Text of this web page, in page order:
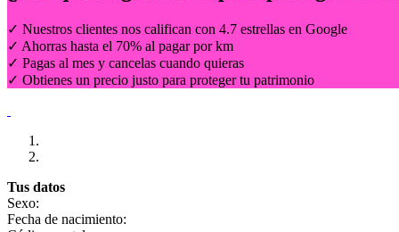
✓ Nuestros clientes nos califican con 4.7 estrellas en Google
✓ Ahorras hasta el 70% al pagar por km
✓ Pagas al mes y cancelas cuando quieras
✓ Obtienes un precio justo para proteger tu patrimonio
Tus datos
Sexo:
Fecha de nacimiento: